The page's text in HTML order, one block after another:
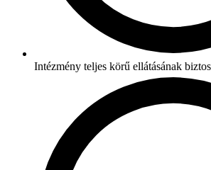
Intézmény teljes körű ellátásának